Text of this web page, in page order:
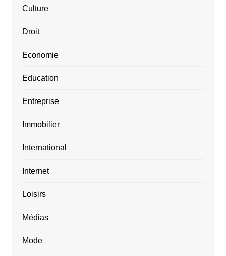
Culture
Droit
Economie
Education
Entreprise
Immobilier
International
Internet
Loisirs
Médias
Mode